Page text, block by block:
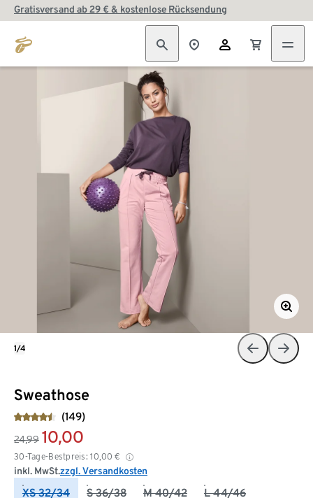
Gratisversand ab 29 € & kostenlose Rücksendung
Sweathose
(149)
24,99 10,00
30-Tage-Bestpreis: 10,00 €
inkl. MwSt.zzgl. Versandkosten
XS 32/34 S 36/38 M 40/42 L 44/46
1/4